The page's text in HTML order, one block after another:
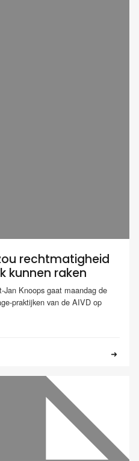
rechtmatigheid
kunnen raken
Knoops gaat maandag de
praktijken van de AIVD op